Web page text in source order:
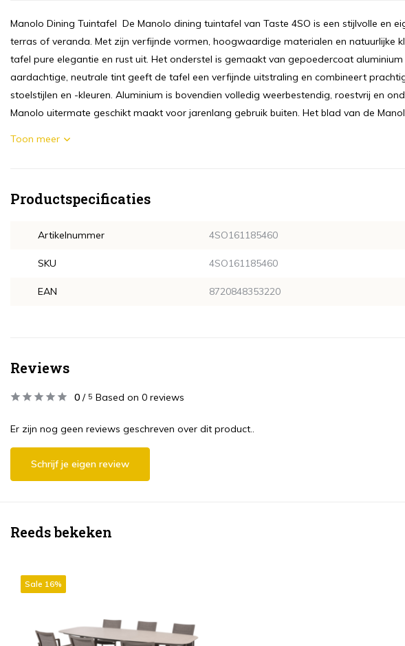
Manolo Dining Tuintafel De Manolo dining tuintafel van Taste 4SO is een stijlvolle en
terras of veranda. Met zijn verfijnde vormen, hoogwaardige materialen en natuurlijke
tafel pure elegantie en rust uit. Het onderstel is gemaakt van gepoedercoat aluminium
aardachtige, neutrale tint geeft de tafel een verfijnde uitstraling en combineert
stoelstijlen en -kleuren. Aluminium is bovendien volledig weerbestendig, roestvrij en
Manolo uitermate geschikt maakt voor jarenlang gebruik buiten. Het blad van de
Toon meer
Productspecificaties
Artikelnummer 4SO161185460
SKU 4SO161185460
EAN 8720848353220
Reviews
0 / 5 Based on 0 reviews
Er zijn nog geen reviews geschreven over dit product..
Schrijf je eigen review
Reeds bekeken
Sale 16%